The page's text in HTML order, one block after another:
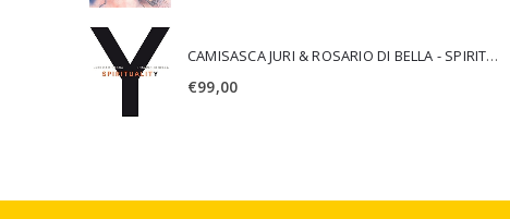
CAMISASCA JURI & ROSARIO DI BELLA - SPIRITUALITY
€99,00